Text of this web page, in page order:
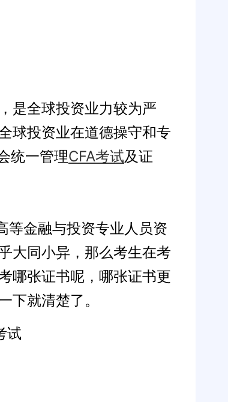
，是全球投资业力较为严
球投资业在道德操守和专
统一管理CFA考试及证
金融与投资专业人员资
大同小异，那么考生在考
哪张证书呢，哪张证书更
下就清楚了。